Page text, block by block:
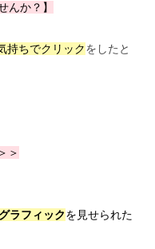
んか？】
持ちでクリックをしたと
＞
ラフィックを見せられた